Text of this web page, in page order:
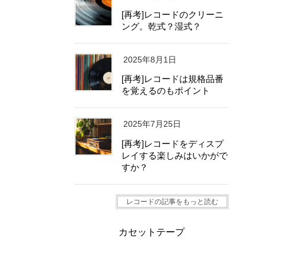
[再考]レコードのクリーニ
ング。乾式？湿式？
2025年8月1日
[再考]レコードは規格品番
を覚えるのもポイント
2025年7月25日
[再考]レコードをディスプ
レイする楽しみはいかがで
すか？
レコードの記事をもっと読む
カセットテープ